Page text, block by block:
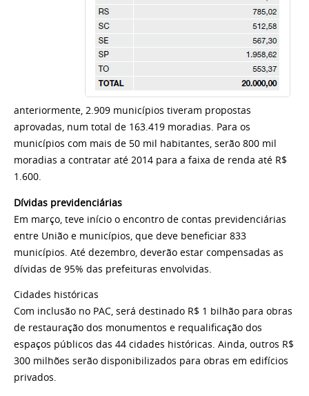
anteriormente, 2.909 municípios tiveram propostas
aprovadas, num total de 163.419 moradias. Para os
municípios com mais de 50 mil habitantes, serão 800 mil
moradias a contratar até 2014 para a faixa de renda até R$
1.600.
Dívidas previdenciárias
Em março, teve início o encontro de contas previdenciárias
entre União e municípios, que deve beneficiar 833
municípios. Até dezembro, deverão estar compensadas as
dívidas de 95% das prefeituras envolvidas.
Cidades históricas
Com inclusão no PAC, será destinado R$ 1 bilhão para obras
de restauração dos monumentos e requalificação dos
espaços públicos das 44 cidades históricas. Ainda, outros R$
300 milhões serão disponibilizados para obras em edifícios
privados.